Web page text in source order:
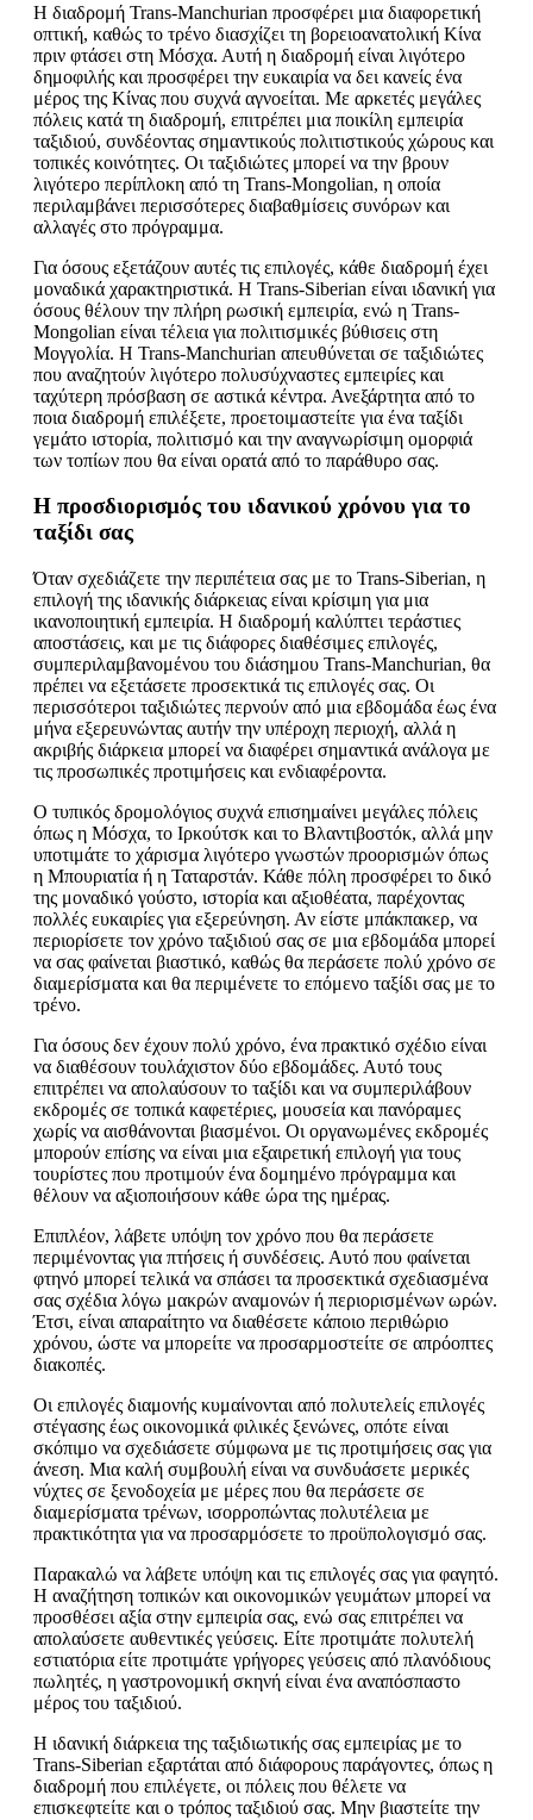
Η διαδρομή Trans-Manchurian προσφέρει μια διαφορετική
οπτική, καθώς το τρένο διασχίζει τη βορειοανατολική Κίνα
πριν φτάσει στη Μόσχα. Αυτή η διαδρομή είναι λιγότερο
δημοφιλής και προσφέρει την ευκαιρία να δει κανείς ένα
μέρος της Κίνας που συχνά αγνοείται. Με αρκετές μεγάλες
πόλεις κατά τη διαδρομή, επιτρέπει μια ποικίλη εμπειρία
ταξιδιού, συνδέοντας σημαντικούς πολιτιστικούς χώρους και
τοπικές κοινότητες. Οι ταξιδιώτες μπορεί να την βρουν
λιγότερο περίπλοκη από τη Trans-Mongolian, η οποία
περιλαμβάνει περισσότερες διαβαθμίσεις συνόρων και
αλλαγές στο πρόγραμμα.
Για όσους εξετάζουν αυτές τις επιλογές, κάθε διαδρομή έχει
μοναδικά χαρακτηριστικά. Η Trans-Siberian είναι ιδανική για
όσους θέλουν την πλήρη ρωσική εμπειρία, ενώ η Trans-
Mongolian είναι τέλεια για πολιτισμικές βύθισεις στη
Μογγολία. Η Trans-Manchurian απευθύνεται σε ταξιδιώτες
που αναζητούν λιγότερο πολυσύχναστες εμπειρίες και
ταχύτερη πρόσβαση σε αστικά κέντρα. Ανεξάρτητα από το
ποια διαδρομή επιλέξετε, προετοιμαστείτε για ένα ταξίδι
γεμάτο ιστορία, πολιτισμό και την αναγνωρίσιμη ομορφιά
των τοπίων που θα είναι ορατά από το παράθυρο σας.
Η προσδιορισμός του ιδανικού χρόνου για το
ταξίδι σας
Όταν σχεδιάζετε την περιπέτεια σας με το Trans-Siberian, η
επιλογή της ιδανικής διάρκειας είναι κρίσιμη για μια
ικανοποιητική εμπειρία. Η διαδρομή καλύπτει τεράστιες
αποστάσεις, και με τις διάφορες διαθέσιμες επιλογές,
συμπεριλαμβανομένου του διάσημου Trans-Manchurian, θα
πρέπει να εξετάσετε προσεκτικά τις επιλογές σας. Οι
περισσότεροι ταξιδιώτες περνούν από μια εβδομάδα έως ένα
μήνα εξερευνώντας αυτήν την υπέροχη περιοχή, αλλά η
ακριβής διάρκεια μπορεί να διαφέρει σημαντικά ανάλογα με
τις προσωπικές προτιμήσεις και ενδιαφέροντα.
Ο τυπικός δρομολόγιος συχνά επισημαίνει μεγάλες πόλεις
όπως η Μόσχα, το Ιρκούτσκ και το Βλαντιβοστόκ, αλλά μην
υποτιμάτε το χάρισμα λιγότερο γνωστών προορισμών όπως
η Μπουριατία ή η Ταταρστάν. Κάθε πόλη προσφέρει το δικό
της μοναδικό γούστο, ιστορία και αξιοθέατα, παρέχοντας
πολλές ευκαιρίες για εξερεύνηση. Αν είστε μπάκπακερ, να
περιορίσετε τον χρόνο ταξιδιού σας σε μια εβδομάδα μπορεί
να σας φαίνεται βιαστικό, καθώς θα περάσετε πολύ χρόνο σε
διαμερίσματα και θα περιμένετε το επόμενο ταξίδι σας με το
τρένο.
Για όσους δεν έχουν πολύ χρόνο, ένα πρακτικό σχέδιο είναι
να διαθέσουν τουλάχιστον δύο εβδομάδες. Αυτό τους
επιτρέπει να απολαύσουν το ταξίδι και να συμπεριλάβουν
εκδρομές σε τοπικά καφετέριες, μουσεία και πανόραμες
χωρίς να αισθάνονται βιασμένοι. Οι οργανωμένες εκδρομές
μπορούν επίσης να είναι μια εξαιρετική επιλογή για τους
τουρίστες που προτιμούν ένα δομημένο πρόγραμμα και
θέλουν να αξιοποιήσουν κάθε ώρα της ημέρας.
Επιπλέον, λάβετε υπόψη τον χρόνο που θα περάσετε
περιμένοντας για πτήσεις ή συνδέσεις. Αυτό που φαίνεται
φτηνό μπορεί τελικά να σπάσει τα προσεκτικά σχεδιασμένα
σας σχέδια λόγω μακρών αναμονών ή περιορισμένων ωρών.
Έτσι, είναι απαραίτητο να διαθέσετε κάποιο περιθώριο
χρόνου, ώστε να μπορείτε να προσαρμοστείτε σε απρόοπτες
διακοπές.
Οι επιλογές διαμονής κυμαίνονται από πολυτελείς επιλογές
στέγασης έως οικονομικά φιλικές ξενώνες, οπότε είναι
σκόπιμο να σχεδιάσετε σύμφωνα με τις προτιμήσεις σας για
άνεση. Μια καλή συμβουλή είναι να συνδυάσετε μερικές
νύχτες σε ξενοδοχεία με μέρες που θα περάσετε σε
διαμερίσματα τρένων, ισορροπώντας πολυτέλεια με
πρακτικότητα για να προσαρμόσετε το προϋπολογισμό σας.
Παρακαλώ να λάβετε υπόψη και τις επιλογές σας για φαγητό.
Η αναζήτηση τοπικών και οικονομικών γευμάτων μπορεί να
προσθέσει αξία στην εμπειρία σας, ενώ σας επιτρέπει να
απολαύσετε αυθεντικές γεύσεις. Είτε προτιμάτε πολυτελή
εστιατόρια είτε προτιμάτε γρήγορες γεύσεις από πλανόδιους
πωλητές, η γαστρονομική σκηνή είναι ένα αναπόσπαστο
μέρος του ταξιδιού.
Η ιδανική διάρκεια της ταξιδιωτικής σας εμπειρίας με το
Trans-Siberian εξαρτάται από διάφορους παράγοντες, όπως η
διαδρομή που επιλέγετε, οι πόλεις που θέλετε να
επισκεφτείτε και ο τρόπος ταξιδιού σας. Μην βιαστείτε την